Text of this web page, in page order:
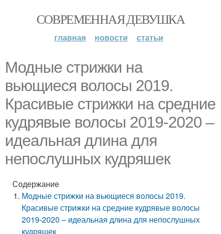
СОВРЕМЕННАЯ ДЕВУШКА
главная новости статьи
Модные стрижки на
вьющиеся волосы 2019.
Красивые стрижки на средние
кудрявые волосы 2019-2020 –
идеальная длина для
непослушных кудряшек
Содержание
Модные стрижки на вьющиеся волосы 2019.
Красивые стрижки на средние кудрявые волосы
2019-2020 – идеальная длина для непослушных
кудряшек